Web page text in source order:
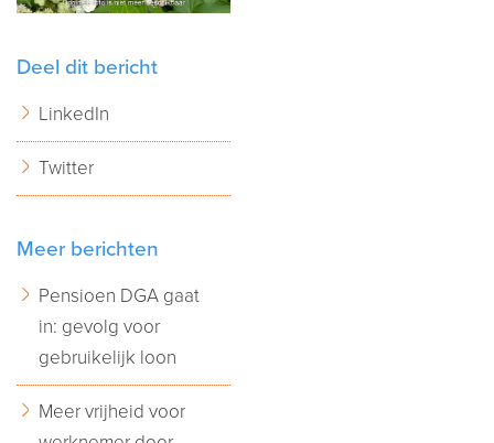
Deel dit bericht
LinkedIn
Twitter
Meer berichten
Pensioen DGA gaat
in: gevolg voor
gebruikelijk loon
Meer vrijheid voor